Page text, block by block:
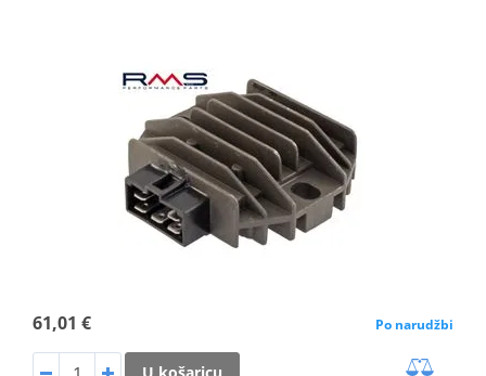
61,01 € Po narudžbi
U košaricu